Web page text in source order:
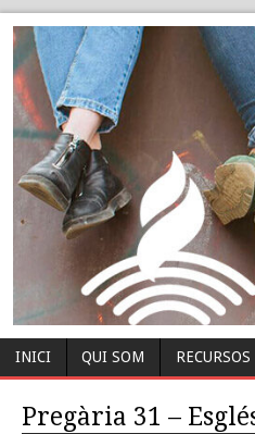
INICI QUI SOM RECURSOS
Pregària 31 –